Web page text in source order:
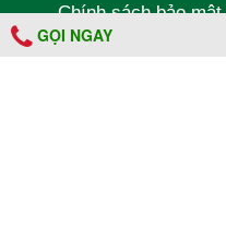
Chính sách bảo
GỌI NGAY